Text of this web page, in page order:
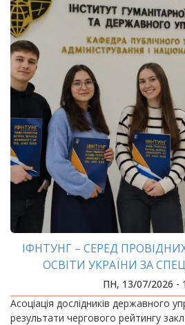
ІФНТУНГ – СЕРЕД
ОСВІТИ УКРАЇНИ ЗА
«ПУБЛІЧНЕ УПРАВЛІННЯ ТА
ПН, 13/07/2026 -
Асоціація дослідників державного
результати чергового рейтингу